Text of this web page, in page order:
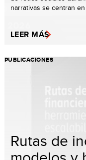
narrativas se centran
LEER MÁS
PUBLICACIONES
Rutas de